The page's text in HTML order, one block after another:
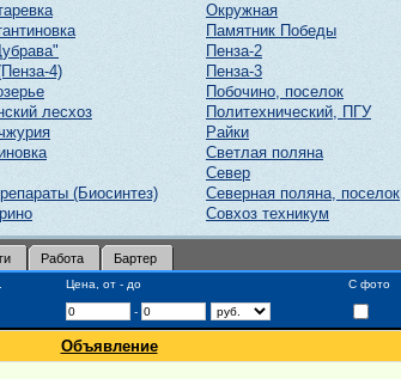
4)
лесхоз
(Биосинтез)
Окружная
Памятник Победы
Пенза-2
Пенза-3
Побочино, поселок
Политехнический, ПГУ
Райки
Светлая поляна
Север
Северная поляна, поселок
Совхоз техникум
Работа Бартер
Цена, от - до С фото
-
Объявление